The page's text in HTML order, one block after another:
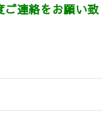
ご連絡をお願い致